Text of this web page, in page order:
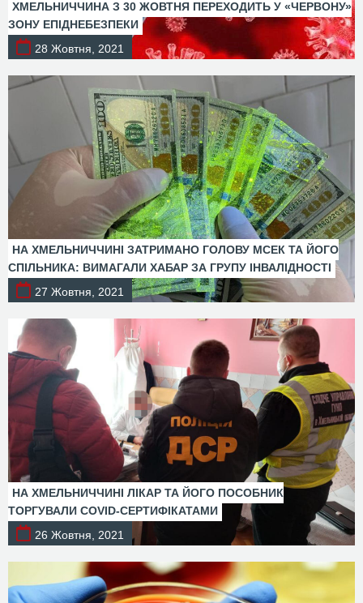
ХМЕЛЬНИЧЧИНА З 30 ЖОВТНЯ ПЕРЕХОДИТЬ У «ЧЕРВОНУ»
ЗОНУ ЕПІДНЕБЕЗПЕКИ
28 Жовтня, 2021
НА ХМЕЛЬНИЧЧИНІ ЗАТРИМАНО ГОЛОВУ МСЕК ТА ЙОГО
СПІЛЬНИКА: ВИМАГАЛИ ХАБАР ЗА ГРУПУ ІНВАЛІДНОСТІ
27 Жовтня, 2021
НА ХМЕЛЬНИЧЧИНІ ЛІКАР ТА ЙОГО ПОСОБНИК
ТОРГУВАЛИ COVID-СЕРТИФІКАТАМИ
26 Жовтня, 2021